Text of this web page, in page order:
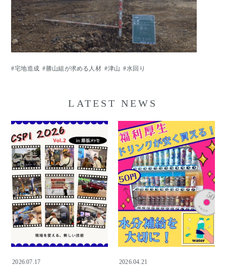
宅地造成 勝山組が求める人材 津山 水回り
LATEST NEWS
2026.07.17 2026.04.21